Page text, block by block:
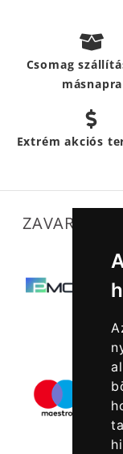
Csomag
másnapra
Extrém akciós